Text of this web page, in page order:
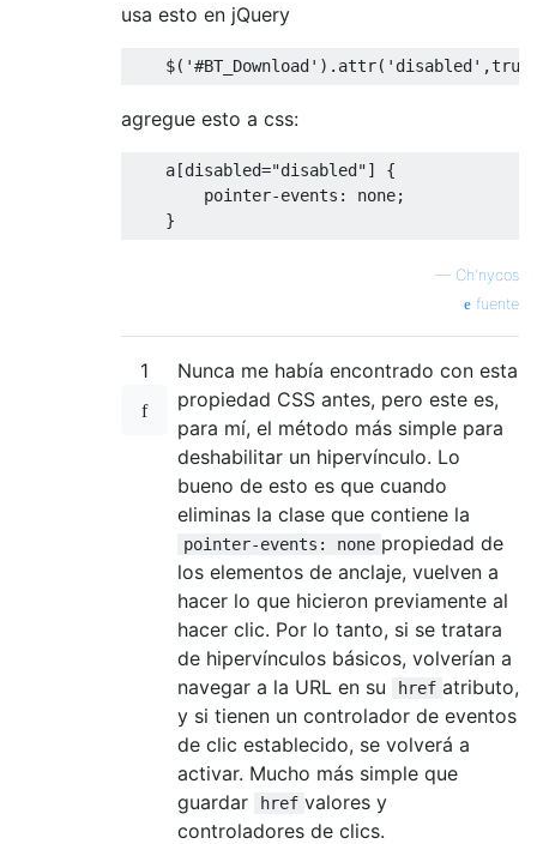
usa esto en jQuery
    $
( '#BT_Download' ). attr( 'disabled' ,true
agregue esto a css:
    a
[disabled="disabled"]
{
        pointer
-events : none;
}
— Ch'nycos
fuente
1
Nunca me había encontrado con esta
propiedad CSS antes, pero este es,
para mí, el método más simple para
deshabilitar un hipervínculo. Lo
bueno de esto es que cuando
eliminas la clase que contiene la
pointer-events: none propiedad de
los elementos de anclaje, vuelven a
hacer lo que hicieron previamente al
hacer clic. Por lo tanto, si se tratara
de hipervínculos básicos, volverían a
navegar a la URL en su
href atributo,
y si tienen un controlador de eventos
de clic establecido, se volverá a
activar. Mucho más simple que
guardar
href valores y
controladores de clics.